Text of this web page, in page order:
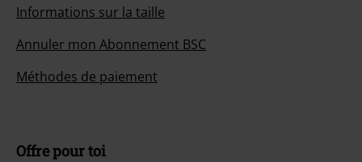
Informations sur la taille
Annuler mon Abonnement BSC
Méthodes de paiement
Offre pour toi